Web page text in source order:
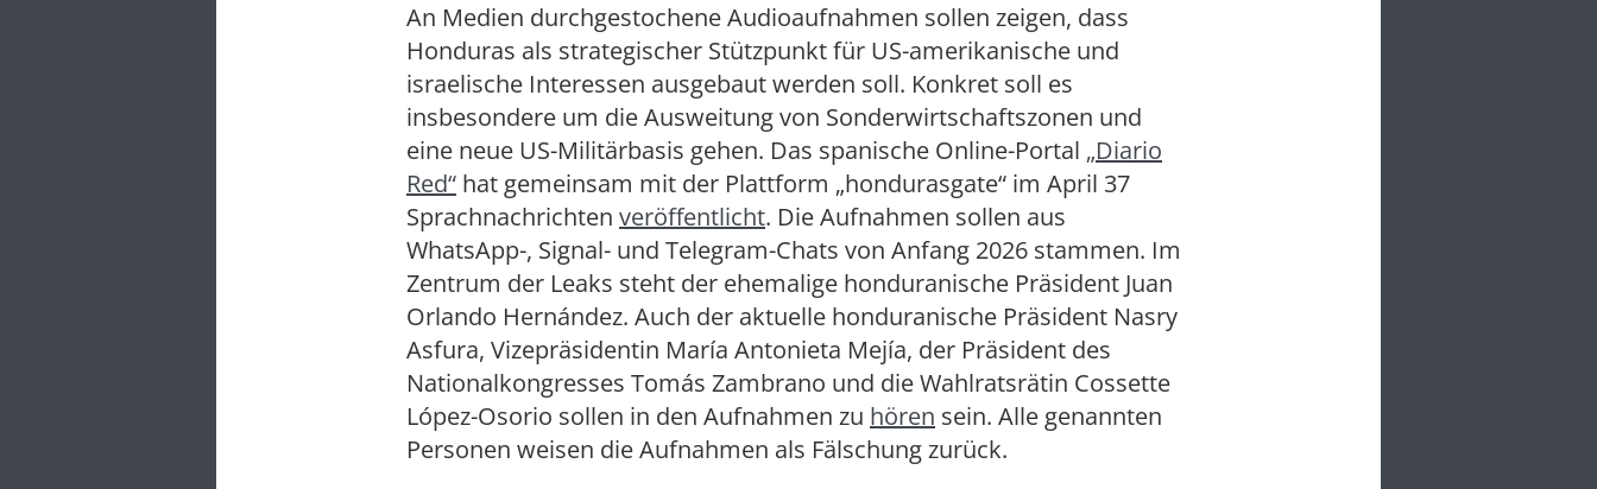
An Medien durchgestochene Audioaufnahmen sollen zeigen, dass
Honduras als strategischer Stützpunkt für US-amerikanische und
israelische Interessen ausgebaut werden soll. Konkret soll es
insbesondere um die Ausweitung von Sonderwirtschaftszonen und
eine neue US-Militärbasis gehen. Das spanische Online-Portal „Diario
Red“ hat gemeinsam mit der Plattform „hondurasgate“ im April 37
Sprachnachrichten veröffentlicht. Die Aufnahmen sollen aus
WhatsApp-, Signal- und Telegram-Chats von Anfang 2026 stammen. Im
Zentrum der Leaks steht der ehemalige honduranische Präsident Juan
Orlando Hernández. Auch der aktuelle honduranische Präsident Nasry
Asfura, Vizepräsidentin María Antonieta Mejía, der Präsident des
Nationalkongresses Tomás Zambrano und die Wahlratsrätin Cossette
López-Osorio sollen in den Aufnahmen zu hören sein. Alle genannten
Personen weisen die Aufnahmen als Fälschung zurück.